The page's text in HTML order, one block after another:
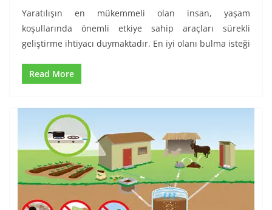
Yaratılışın en mükemmeli olan insan, yaşam
koşullarında önemli etkiye sahip araçları sürekli
geliştirme ihtiyacı duymaktadır. En iyi olanı bulma isteği
Read More